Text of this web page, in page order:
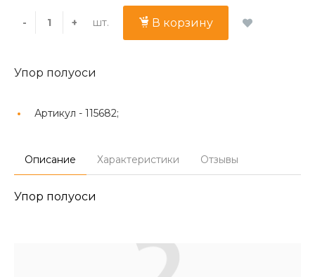
- + шт. В корзину
Упор полуоси
Артикул - 115682;
Описание Характеристики Отзывы
Упор полуоси